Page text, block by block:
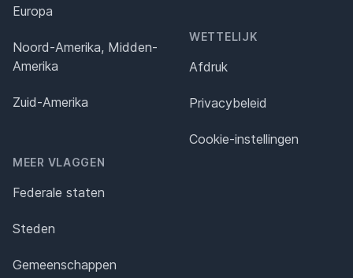
Europa
Noord-Amerika, Midden-
Amerika
Zuid-Amerika
MEER VLAGGEN
Federale staten
Steden
Gemeenschappen
WETTELIJK
Afdruk
Privacybeleid
Cookie-instellingen